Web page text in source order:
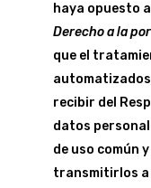
haya opuesto
Derecho a la
que el
recibir del
datos
de uso común
transmitirlos a